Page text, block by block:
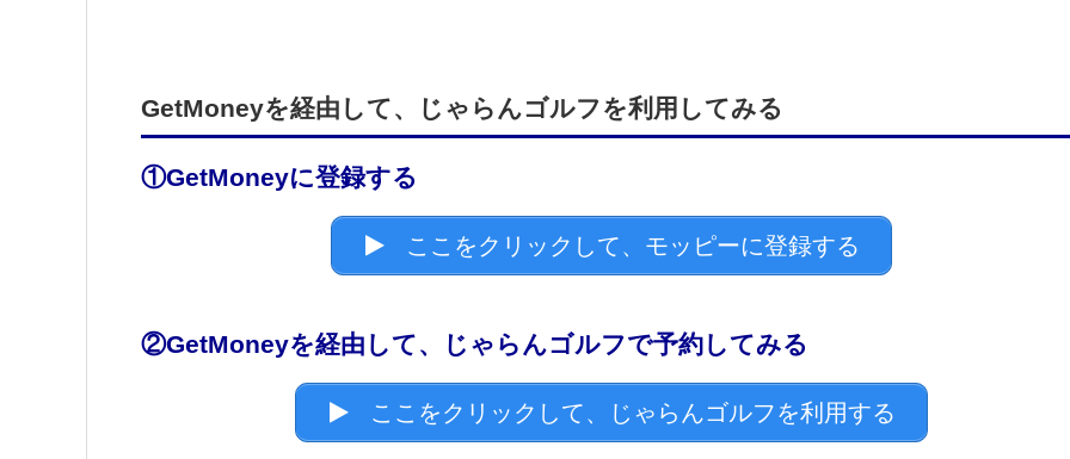
GetMoneyを経由して、じゃらんゴルフを利用してみる
①GetMoneyに登録する
ここをクリックして、モッピーに登録する
②GetMoneyを経由して、じゃらんゴルフで予約してみる
ここをクリックして、じゃらんゴルフを利用する